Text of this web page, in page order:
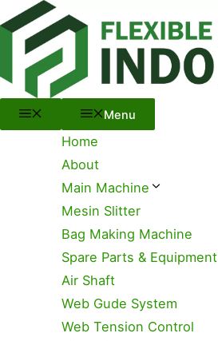
Skip
to
content
Menu
Menu
Home
About
Main Machine
Mesin Slitter
Bag Making Machine
Spare Parts & Equipment
Air Shaft
Web Gude System
Web Tension Control